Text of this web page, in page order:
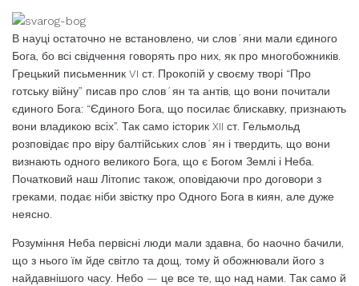
В науці остаточно не встановлено, чи слов´яни мали єдиного
Бога, бо всі свідчення говорять про них, як про многобожників.
Грецький письменник VI ст. Прокопій у своєму творі “Про
готську війну” писав про слов´ян та антів, що вони почитали
єдиного Бога: “Єдиного Бога, що посилає блискавку, признають
вони владикою всіх”. Так само історик XII ст. Гельмольд
розповідає про віру балтійських слов´ян і твердить, що вони
визнають одного великого Бога, що є Богом Землі і Неба.
Початковий наш Літопис також, оповідаючи про договори з
греками, подає ніби звістку про Одного Бога в киян, але дуже
неясно.
Розуміння Неба первісні люди мали здавна, бо наочно бачили,
що з нього їм йде світло та дощ, тому й обожнювали його з
найдавнішого часу. Небо — це все те, що над нами. Так само й